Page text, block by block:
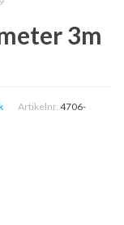
3m
Artikelnr. 4706-